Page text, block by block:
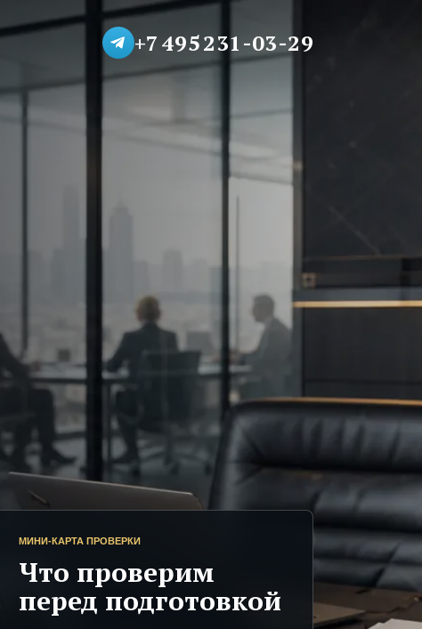
+7 495 231-03-29
МИНИ-КАРТА ПРОВЕРКИ
Что проверим
перед подготовкой